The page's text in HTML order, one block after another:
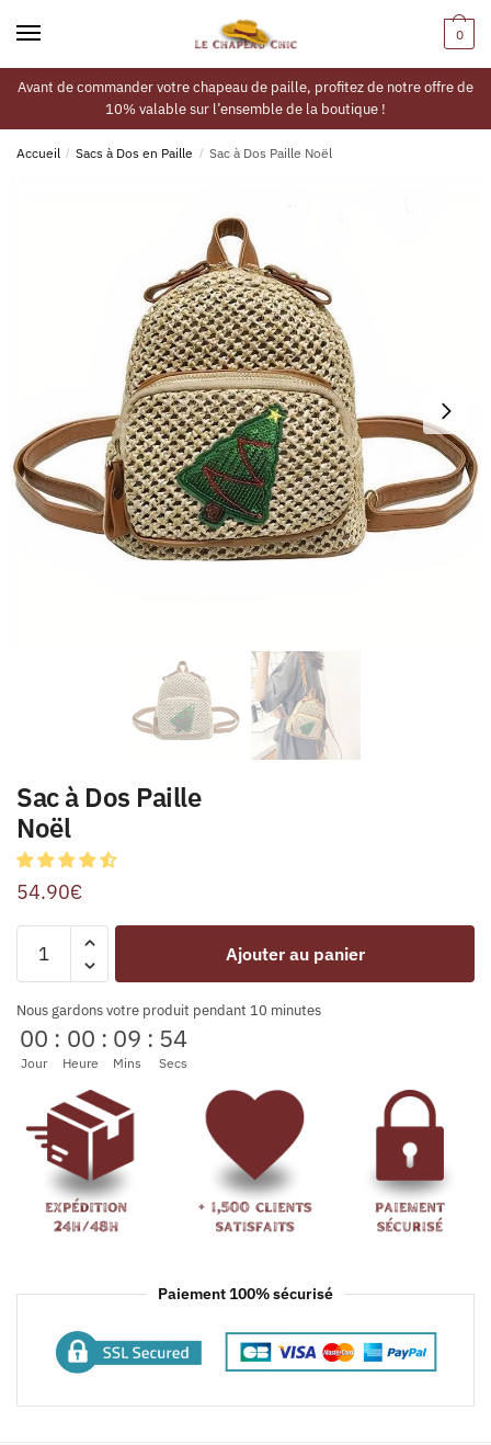
0
Avant de commander votre chapeau de paille, profitez de notre offre de
10% valable sur l’ensemble de la boutique !
Accueil / Sacs à Dos en Paille / Sac à Dos Paille Noël
Sac à Dos Paille
Noël
54.90€
Ajouter au panier
Nous gardons votre produit pendant 10 minutes
00
Jour
: 00
Heure
: 09
Mins
: 54
Secs
Paiement 100% sécurisé